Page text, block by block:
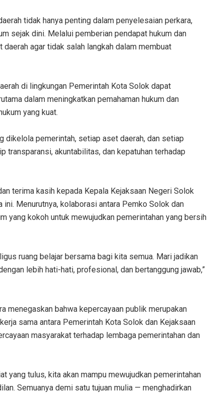
tidak hanya penting dalam penyelesaian perkara,
sejak dini. Melalui pemberian pendapat hukum dan
agar tidak salah langkah dalam membuat
di lingkungan Pemerintah Kota Solok dapat
dalam meningkatkan pemahaman hukum dan
yang kuat.
dikelola pemerintah, setiap aset daerah, dan setiap
transparansi, akuntabilitas, dan kepatuhan terhadap
terima kasih kepada Kepala Kejaksaan Negeri Solok
Menurutnya, kolaborasi antara Pemko Solok dan
yang kokoh untuk mewujudkan pemerintahan yang bersih
ruang belajar bersama bagi kita semua. Mari jadikan
lebih hati-hati, profesional, dan bertanggung jawab,”
menegaskan bahwa kepercayaan publik merupakan
sama antara Pemerintah Kota Solok dan Kejaksaan
masyarakat terhadap lembaga pemerintahan dan
yang tulus, kita akan mampu mewujudkan pemerintahan
Semuanya demi satu tujuan mulia — menghadirkan